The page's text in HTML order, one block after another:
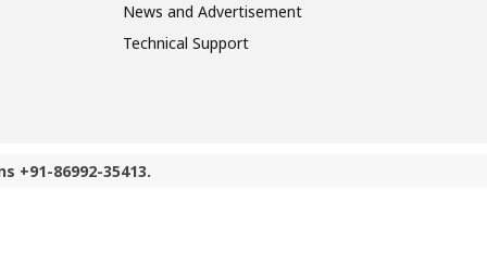
News and Advertisement
Technical Support
+91-86992-35413.